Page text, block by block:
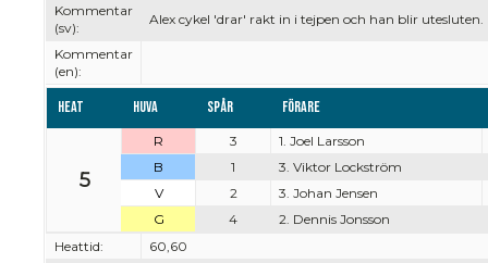
Kommentar
(sv):
Alex cykel 'drar' rakt in i tejpen och han blir
Kommentar
(en):
Heat Huva Spår Förare
5
R 3
1. Joel Larsson
B
1
3. Viktor Lockström
V
2
3. Johan Jensen
G
4
2. Dennis Jonsson
Heattid:
60,60